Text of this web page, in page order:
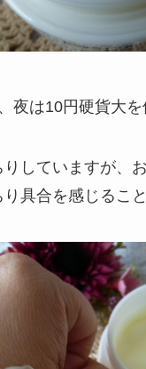
夜は10円硬貨大を
していますが、
具合を感じるこ